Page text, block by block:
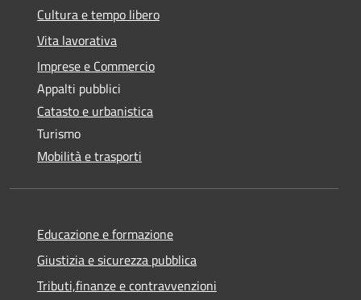
Cultura e tempo libero
Vita lavorativa
Imprese e Commercio
Appalti pubblici
Catasto e urbanistica
Turismo
Mobilità e trasporti
Educazione e formazione
Giustizia e sicurezza pubblica
Tributi,finanze e contravvenzioni